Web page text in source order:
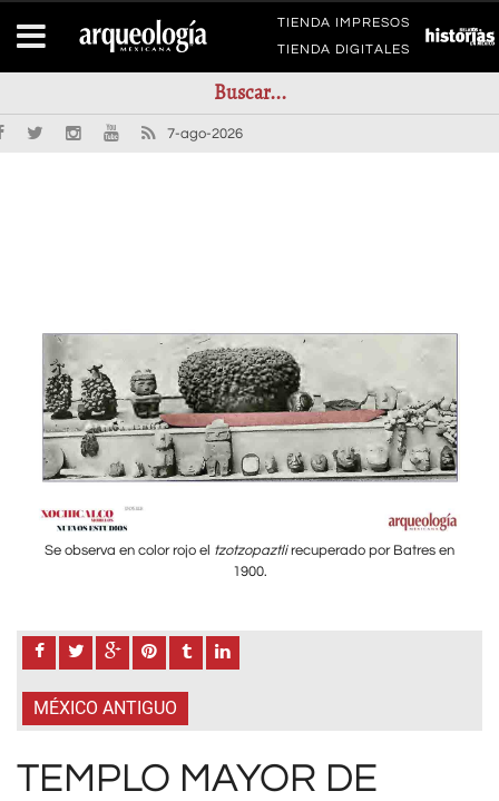
TIENDA IMPRESOS
TIENDA DIGITALES
7-ago-2026
Se observa en color rojo el tzotzopaztlirecuperado por Batres en
1900.
MÉXICO ANTIGUO
TEMPLO MAYOR DE